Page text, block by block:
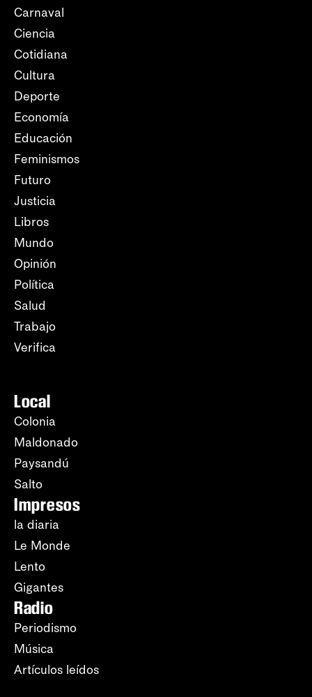
Carnaval
Ciencia
Cotidiana
Cultura
Deporte
Economía
Educación
Feminismos
Futuro
Justicia
Libros
Mundo
Opinión
Política
Salud
Trabajo
Verifica
Local
Colonia
Maldonado
Paysandú
Salto
Impresos
la diaria
Le Monde
Lento
Gigantes
Radio
Periodismo
Música
Artículos leídos